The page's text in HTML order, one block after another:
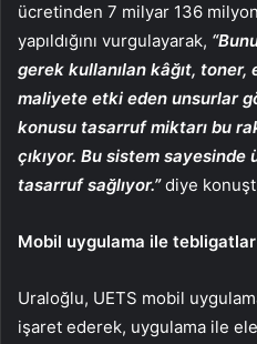
ücretinden 7 milyar 136
yapıldığını vurgulayarak,
gerek kullanılan kâğıt,
maliyete etki eden unsurlar
konusu tasarruf miktarı bu
çıkıyor. Bu sistem
tasarruf sağlıyor.”diye
Mobil uygulama ile
Uraloğlu, UETS mobil
işaret ederek, uygulama ile